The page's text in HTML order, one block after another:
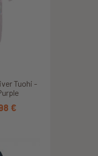
Tuohi -
€